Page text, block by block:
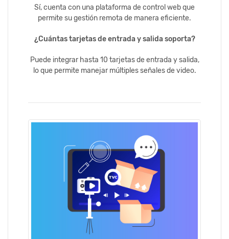
Sí, cuenta con una plataforma de control web que
permite su gestión remota de manera eficiente.
¿Cuántas tarjetas de entrada y salida soporta?
Puede integrar hasta 10 tarjetas de entrada y salida,
lo que permite manejar múltiples señales de video.